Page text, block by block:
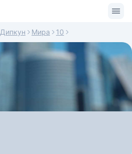
Дипкун Мира 10